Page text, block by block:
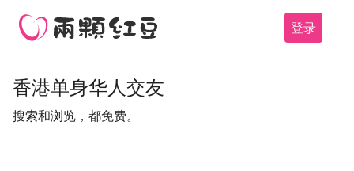
登录
香港单身华人交友
搜索和浏览，都免费。